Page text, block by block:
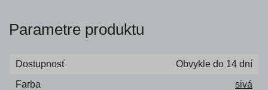
Parametre produktu
Dostupnosť
Obvykle do 14 dní
Farba
sivá